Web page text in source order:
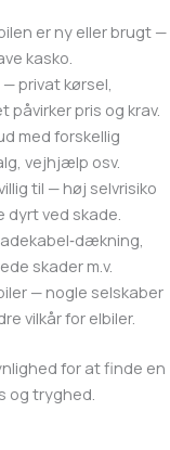
er ny eller brugt —
kasko.
privat kørsel,
påvirker pris og krav.
med forskellig
vejhjælp osv.
til — høj selvrisiko
dyrt ved skade.
skader m.v.
— nogle selskaber
vilkår for elbiler.
for at finde en
og tryghed.